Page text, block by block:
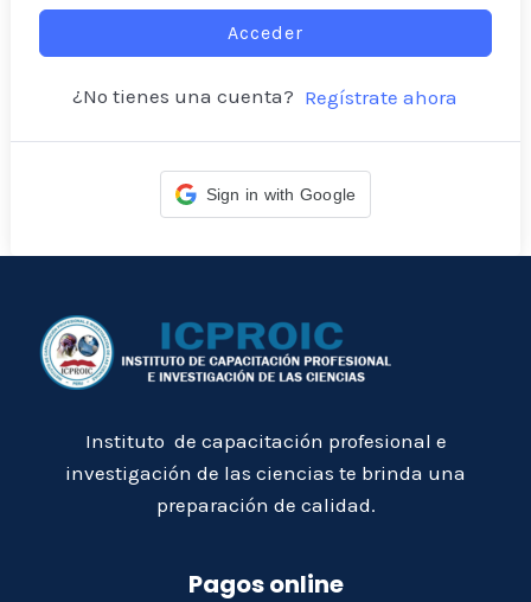
Acceder
¿No tienes una cuenta? Regístrate ahora
Sign in with Google
Instituto de capacitación profesional e
investigación de las ciencias te brinda una
preparación de calidad.
Pagos online